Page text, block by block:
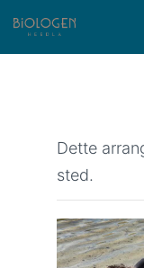
Dette
sted.